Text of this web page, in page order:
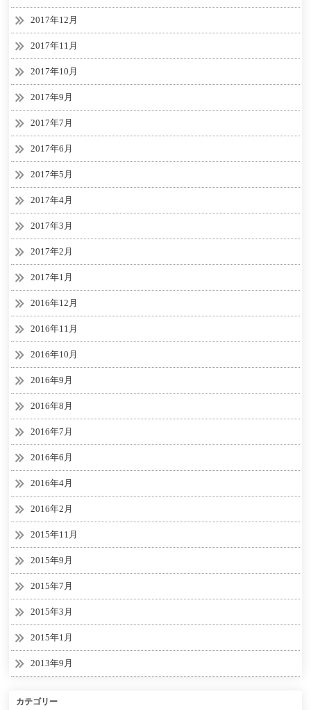
2017年12月
2017年11月
2017年10月
2017年9月
2017年7月
2017年6月
2017年5月
2017年4月
2017年3月
2017年2月
2017年1月
2016年12月
2016年11月
2016年10月
2016年9月
2016年8月
2016年7月
2016年6月
2016年4月
2016年2月
2015年11月
2015年9月
2015年7月
2015年3月
2015年1月
2013年9月
カテゴリー